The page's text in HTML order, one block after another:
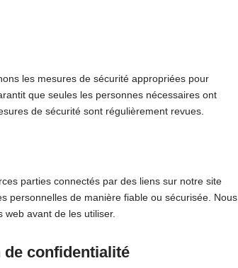
les mesures de sécurité appropriées pour
que seules les personnes nécessaires ont
de sécurité sont régulièrement revues.
parties connectés par des liens sur notre site
personnelles de manière fiable ou sécurisée. Nous
avant de les utiliser.
de confidentialité